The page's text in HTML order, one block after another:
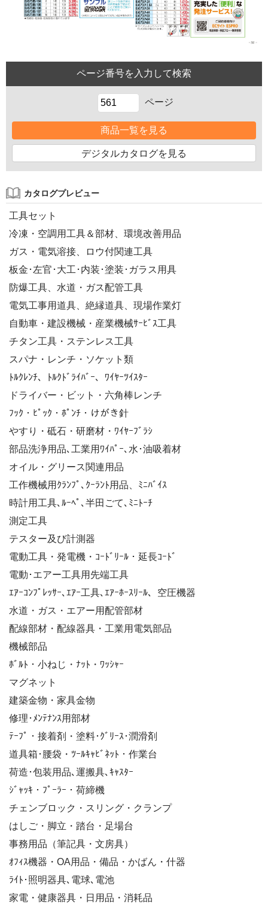
ページ
商品一覧を見る
デジタルカタログを見る
カタログプレビュー
工具セット
冷凍・空調用工具＆部材、環境改善用品
ガス・電気溶接、ロウ付関連工具
板金･左官･大工･内装･塗装･ガラス用具
防爆工具、水道・ガス配管工具
電気工事用道具、絶縁道具、現場作業灯
自動車・建設機械・産業機械ｻｰﾋﾞｽ工具
チタン工具・ステンレス工具
スパナ・レンチ・ソケット類
ﾄﾙｸﾚﾝﾁ、ﾄﾙｸﾄﾞﾗｲﾊﾞｰ、ﾜｲﾔｰﾂｲｽﾀｰ
ドライバー・ビット・六角棒レンチ
ﾌｯｸ・ﾋﾟｯｸ・ﾎﾟﾝﾁ・けがき針
やすり・砥石・研磨材・ﾜｲﾔｰﾌﾞﾗｼ
部品洗浄用品､工業用ﾜｲﾊﾟｰ､水･油吸着材
オイル・グリース関連用品
工作機械用ｸﾗﾝﾌﾟ､ｸｰﾗﾝﾄ用品、ﾐﾆﾊﾞｲｽ
時計用工具､ﾙｰﾍﾟ､半田ごて､ﾐﾆﾄｰﾁ
測定工具
テスター及び計測器
電動工具・発電機・ｺｰﾄﾞﾘｰﾙ・延長ｺｰﾄﾞ
電動･エアー工具用先端工具
ｴｱｰｺﾝﾌﾟﾚｯｻｰ､ｴｱｰ工具､ｴｱｰﾎｰｽﾘｰﾙ、空圧機器
水道・ガス・エアー用配管部材
配線部材・配線器具・工業用電気部品
機械部品
ﾎﾞﾙﾄ・小ねじ・ﾅｯﾄ・ﾜｯｼｬｰ
マグネット
建築金物・家具金物
修理･ﾒﾝﾃﾅﾝｽ用部材
ﾃｰﾌﾟ・接着剤・塗料･ｸﾞﾘｰｽ･潤滑剤
道具箱･腰袋・ﾂｰﾙｷｬﾋﾞﾈｯﾄ・作業台
荷造･包装用品､運搬具､ｷｬｽﾀｰ
ｼﾞｬｯｷ・ﾌﾟｰﾗｰ・荷締機
チェンブロック・スリング・クランプ
はしご・脚立・踏台・足場台
事務用品（筆記具・文房具）
ｵﾌｨｽ機器・OA用品・備品・かばん・什器
ﾗｲﾄ･照明器具､電球､電池
家電・健康器具・日用品・消耗品